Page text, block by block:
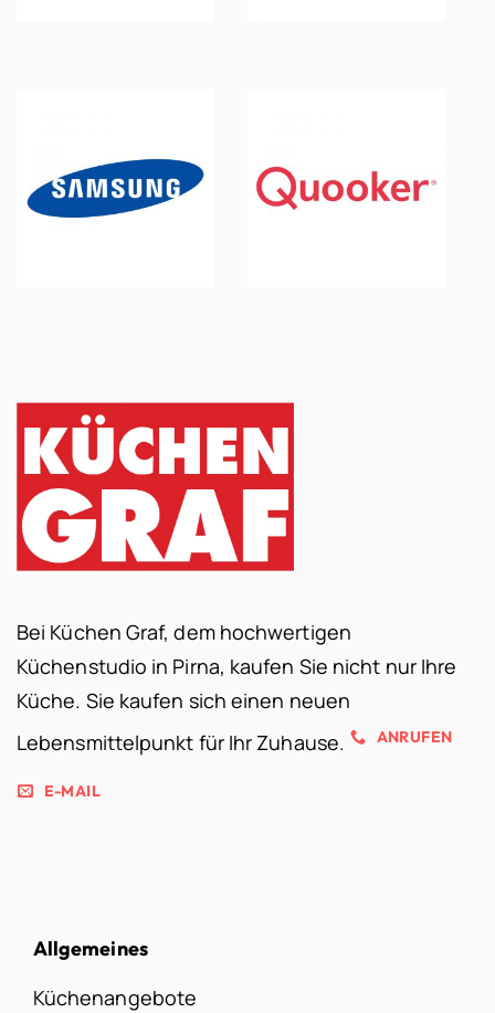
Bei Küchen Graf, dem hochwertigen
Küchenstudio in Pirna, kaufen Sie nicht nur Ihre
Küche. Sie kaufen sich einen neuen
Lebensmittelpunkt für Ihr Zuhause.
ANRUFEN
E-MAIL
Allgemeines
Küchenangebote